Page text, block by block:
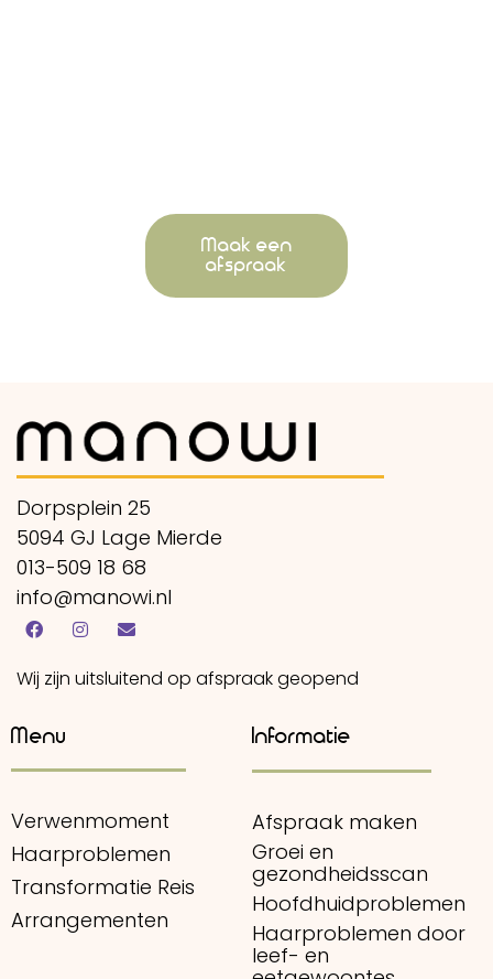
Maak een
afspraak
Dorpsplein 25
5094 GJ Lage Mierde
013-509 18 68
info@manowi.nl
Wij zijn uitsluitend op afspraak geopend
Menu
Verwenmoment
Haarproblemen
Transformatie Reis
Arrangementen
Informatie
Afspraak maken
Groei en
gezondheidsscan
Hoofdhuidproblemen
Haarproblemen door
leef- en